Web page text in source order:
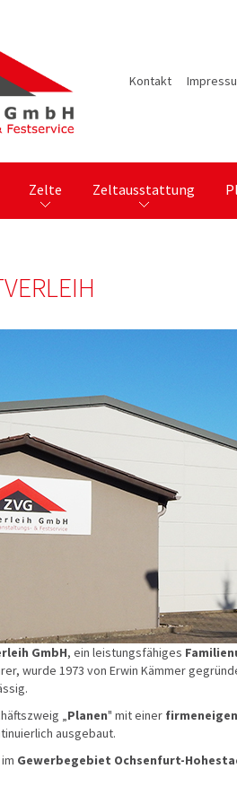
Kontakt
Zelte Zeltausstattung
GmbH, ein leistungsfähiges
wurde 1973 von Erwin Kämmer
„Planen" mit einer
ausgebaut.
Gewerbegebiet Ochsenfurt-